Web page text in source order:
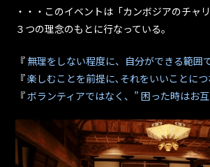
・・・このイベントは「カンボジアのチャ
３つの理念のもとに行なっている。
『 無理をしない程度に、自分ができる範囲
『楽しむことを前提に､それをいいことに
『ボランティアではなく、” 困った時はお